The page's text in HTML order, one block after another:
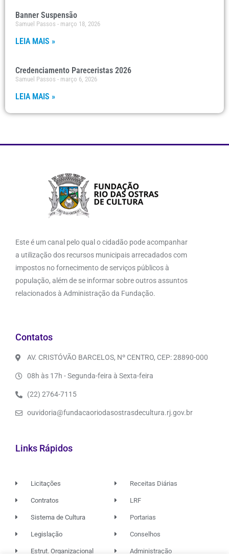
Banner Suspensão
Samuel Passos março 18, 2026
LEIA MAIS »
Credenciamento Pareceristas 2026
Samuel Passos março 6, 2026
LEIA MAIS »
Este é um canal pelo qual o cidadão pode acompanhar
a utilização dos recursos municipais arrecadados com
impostos no fornecimento de serviços públicos à
população, além de se informar sobre outros assuntos
relacionados à Administração da Fundação.
Contatos
AV. CRISTÓVÃO BARCELOS, Nº CENTRO, CEP: 28890-000
08h às 17h - Segunda-feira à Sexta-feira
(22) 2764-7115
ouvidoria@fundacaoriodasostrasdecultura.rj.gov.br
Links Rápidos
Licitações
Contratos
Sistema de Cultura
Legislação
Estrut. Organizacional
Receitas Diárias
LRF
Portarias
Conselhos
Administração